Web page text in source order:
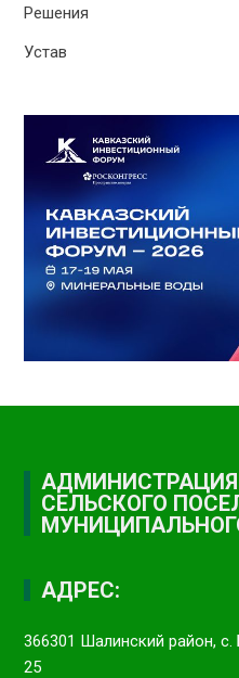
Решения
Устав
АДМИНИСТРАЦИЯ
СЕЛЬСКОГО
АДРЕС:
366301 Шалинский район,
25